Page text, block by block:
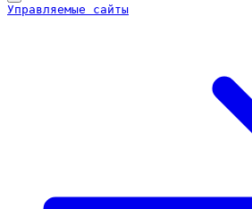
Управляемые сайты